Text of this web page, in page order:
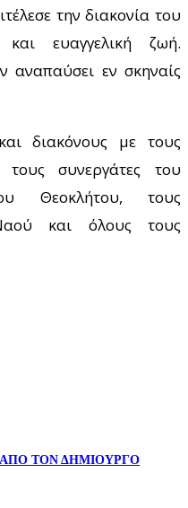
την διακονία του
ευαγγελική ζωή.
αναπαύσει εν σκηναίς
διακόνους με τους
τους συνεργάτες του
Θεοκλήτου, τους
και όλους τους
ΑΠΟ ΤΟΝ ΔΗΜΙΟΥΡΓΟ